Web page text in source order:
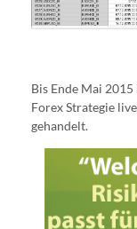
Bis Ende Mai
Forex Strategie
gehandelt.